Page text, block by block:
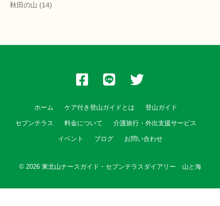
秋田の山 (14)
ホーム ケア付き登山ガイドとは 登山ガイド
セブンテラス 料金について 介護旅行・外出支援サービス
イベント ブログ お問い合わせ
© 2026 東北山ナースガイド・セブンテラスダイアリー 山と海